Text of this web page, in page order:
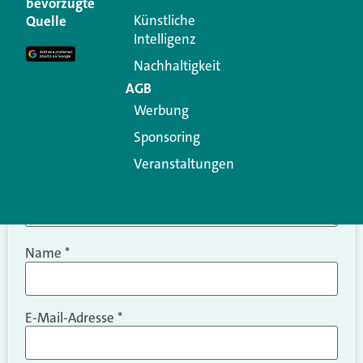
Erforderliche Felder sind mit
Kommentar
Name *
E-Mail-Adresse *
Quelle
Künstliche
Intelligenz
Nachhaltigkeit
AGB
Werbung
Sponsoring
Veranstaltungen